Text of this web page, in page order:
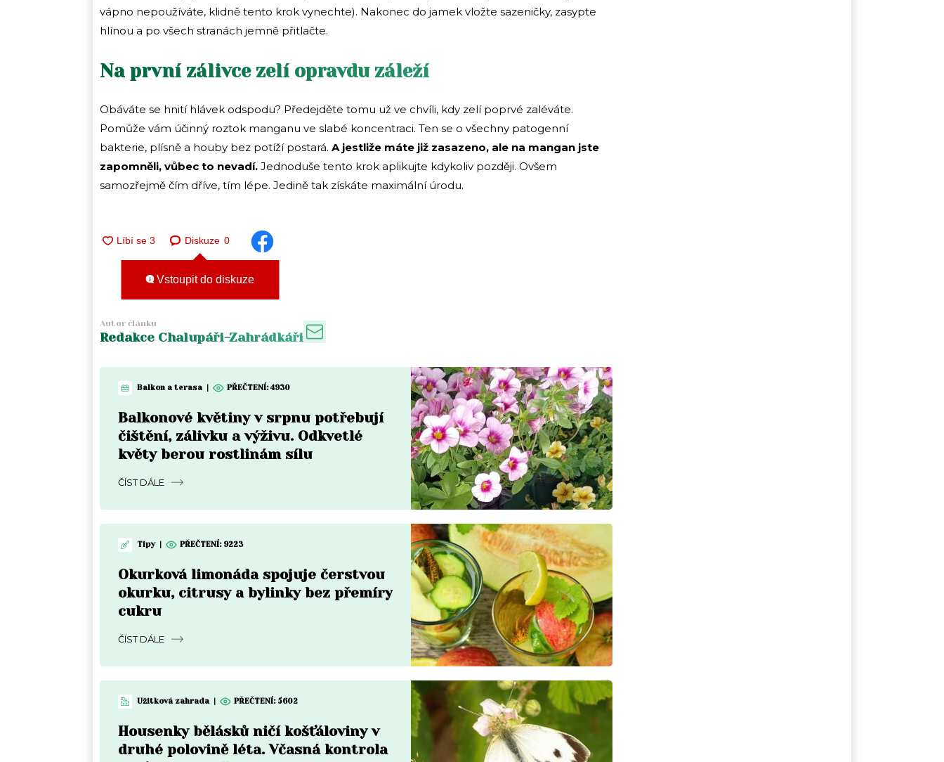
vápno nepoužíváte, klidně tento krok vynechte). Nakonec do jamek vložte sazeničky, zasypte
hlínou a po všech stranách jemně přitlačte.
Na první zálivce zelí opravdu záleží
Obáváte se hnití hlávek odspodu? Předejděte tomu už ve chvíli, kdy zelí poprvé zaléváte.
Pomůže vám účinný roztok manganu ve slabé koncentraci. Ten se o všechny patogenní
bakterie, plísně a houby bez potíží postará. A jestliže máte již zasazeno, ale na mangan jste
zapomněli, vůbec to nevadí. Jednoduše tento krok aplikujte kdykoliv později. Ovšem
samozřejmě čím dříve, tím lépe. Jedině tak získáte maximální úrodu.
Diskuze 0
Vstoupit do diskuze
Autor článku
Redakce Chalupáři-Zahrádkáři
Balkon a terasa | PŘEČTENÍ:4930
Balkonové květiny v srpnu potřebují
čištění, zálivku a výživu. Odkvetlé
květy berou rostlinám sílu
ČÍST DÁLE
Tipy | PŘEČTENÍ: 9223
Okurková limonáda spojuje čerstvou
okurku, citrusy a bylinky bez přemíry
cukru
ČÍST DÁLE
Užitková zahrada | PŘEČTENÍ: 5602
Housenky bělásků ničí košťáloviny v
druhé polovině léta. Včasná kontrola